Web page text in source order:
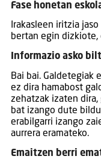
Fase honetan
Irakasleen iritzia
bertan egin dizkiote,
Informazio asko
Bai bai. Galdetegiak
ez dira hamabost
zehatzak izaten dira,
bat izango dute
erabilgarri izango
aurrera eramateko.
Emaitzen berri